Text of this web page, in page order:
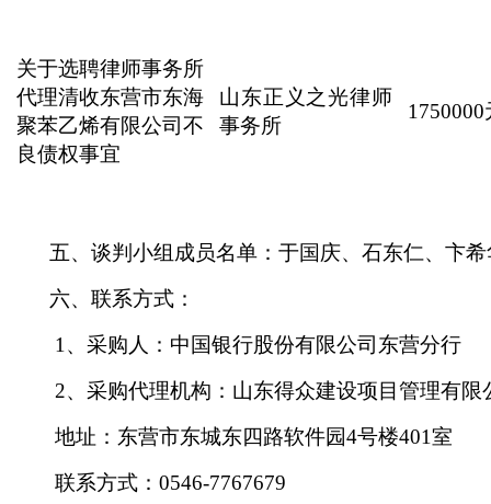
关于选聘律师事务所
代理清收东营市东海
聚苯乙烯有限公司不
良债权事宜
山东正义之光律师
事务所
1750000
五、谈判小组成员名单：于国庆、石东仁、卞
六、联系方式：
1、采购人：中国银行股份有限公司东营分行
2、采购代理机构：山东得众建设项目管理有
地址：东营市东城东四路软件园4号楼401室
联系方式： 0546-7767679